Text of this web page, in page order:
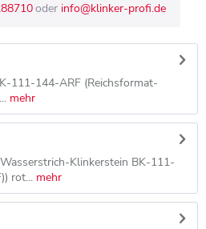
oder info@klinker-profi.de
111-144-ARF (Reichsformat-
mehr
Klinkerstein BK-111-
rot... mehr